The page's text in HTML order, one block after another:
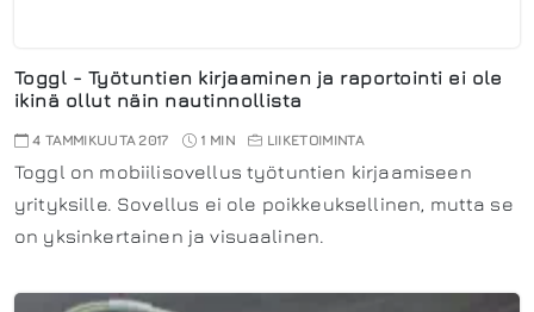
Toggl - Työtuntien kirjaaminen ja raportointi ei ole
ikinä ollut näin nautinnollista
4 TAMMIKUUTA 2017 1 MIN LIIKETOIMINTA
Toggl on mobiilisovellus työtuntien kirjaamiseen
yrityksille. Sovellus ei ole poikkeuksellinen, mutta se
on yksinkertainen ja visuaalinen.